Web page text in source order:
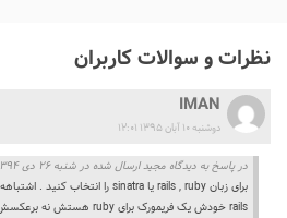
نظرات و سوالات کاربران
IMAN
دوشنبه ۱۰ آبان ۱۳۹۵ ۱۲:۰۱
در پاسخ به دیدگاه مجید ارسال شده در شنبه ۲۶ دی ۱۳۹۴ ۱۸:۳۴
برای زبان rails , ruby یا sinatra را انتخاب کنید . اشتباهه .
rails خودش یک فریمورک برای ruby هستش نه برعکسش<؟>